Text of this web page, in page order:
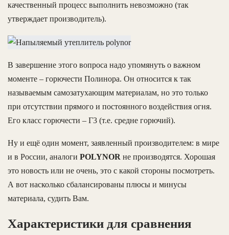
качественный процесс выполнить невозможно (так
утверждает производитель).
В завершение этого вопроса надо упомянуть о важном
моменте – горючести Полинора. Он относится к так
называемым самозатухающим материалам, но это только
при отсутствии прямого и постоянного воздействия огня.
Его класс горючести – Г3 (т.е. средне горючий).
Ну и ещё один момент, заявленный производителем: в мире
и в России, аналоги POLYNOR не производятся. Хорошая
это новость или не очень, это с какой стороны посмотреть.
А вот насколько сбалансированы плюсы и минусы
материала, судить Вам.
Характеристики для сравнения